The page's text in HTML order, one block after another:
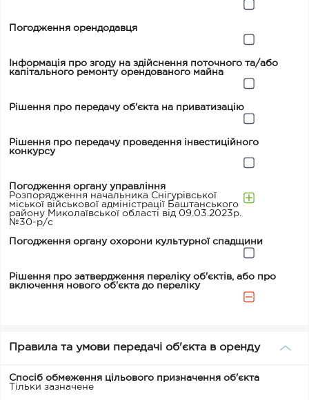
Погодження орендодавця
Інформація про згоду на здійснення поточного та/або
капітального ремонту орендованого майна
Рішення про передачу об'єкта на приватизацію
Рішення про передачу проведення інвестиційного
конкурсу
Погодження органу управління
Розпорядження начальника Снігурівської
міської військової адміністрації Баштанського
району Миколаївської області від 09.03.2023р.
№30-р/с
Погодження органу охорони культурної спадщини
Рішення про затвердження переліку об'єктів, або про
включення нового об'єкта до переліку
Правила та умови передачі об'єкта в оренду
Спосіб обмеження цільового призначення об'єкта
Тільки зазначене